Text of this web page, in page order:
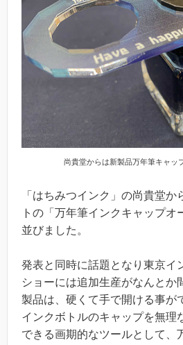
尚貴堂からは新製品万年筆キャッ
「はちみつインク」の尚貴堂か
トの「万年筆インクキャップオ
並びました。
発表と同時に話題となり東京イ
ショーには追加生産がなんとか
製品は、硬くて手で開ける事が
インクボトルのキャップを無理
できる画期的なツールとして、